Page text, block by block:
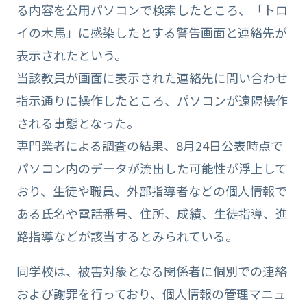
る内容を公用パソコンで検索したところ、「トロ
イの木馬」に感染したとする警告画面と連絡先が
表示されたという。
当該教員が画面に表示された連絡先に問い合わせ
指示通りに操作したところ、パソコンが遠隔操作
される事態となった。
専門業者による調査の結果、8月24日公表時点で
パソコン内のデータが流出した可能性が浮上して
おり、生徒や職員、外部指導者などの個人情報で
ある氏名や電話番号、住所、成績、生徒指導、進
路指導などが該当するとみられている。
同学校は、被害対象となる関係者に個別での連絡
および謝罪を行っており、個人情報の管理マニュ